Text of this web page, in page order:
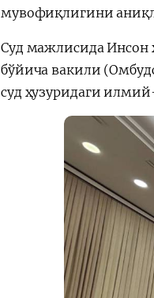
мувофиқлигини
Суд мажлисида Инсон
бўйича вакили
суд ҳузуридаги